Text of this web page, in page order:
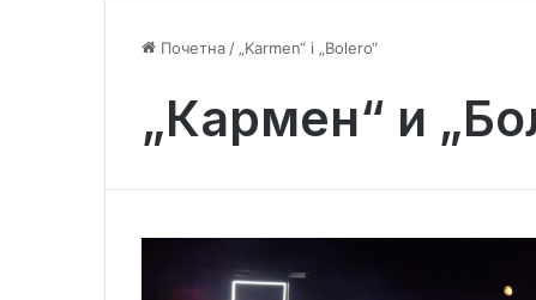
Почетна / „Karmen“ i „Bolero“
„Кармен“ и